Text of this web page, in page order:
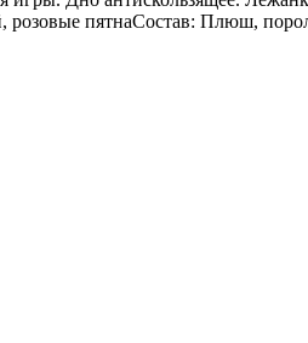
пятнаСостав: Плюш,